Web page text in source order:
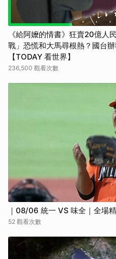
《給阿嬤的情書》狂賣20億人
戰」恐慌和大馬尋根熱？國台
【TODAY 看世界】
236,500 觀看次數
｜08/06 統一 VS 味全｜全場
52 觀看次數